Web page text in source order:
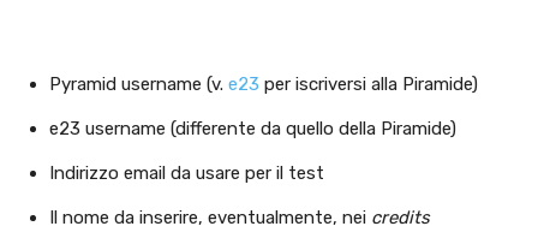
Pyramid username (v. e23 per iscriversi alla Piramide)
e23 username (differente da quello della Piramide)
Indirizzo email da usare per il test
Il nome da inserire, eventualmente, nei credits